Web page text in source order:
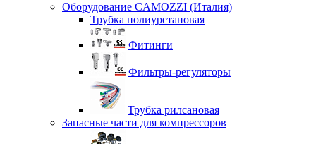
Оборудование CAMOZZI (Италия)
Трубка полиуретановая
Фитинги
Фильтры-регуляторы
Трубка рилсановая
Запасные части для компрессоров